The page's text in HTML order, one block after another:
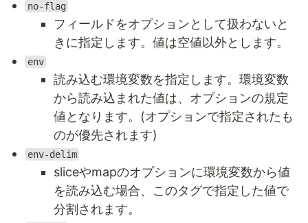
no-flag
フィールドをオプションとして扱わないと
きに指定します。値は空値以外とします。
env
読み込む環境変数を指定します。環境変数
から読み込まれた値は、オプションの規定
値となります。(オプションで指定されたも
のが優先されます)
env-delim
sliceやmapのオプションに環境変数から値
を読み込む場合、このタグで指定した値で
分割されます。